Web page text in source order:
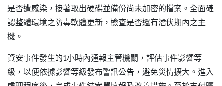
是否遭感染，接著取出硬碟並備份尚未加密的檔案。全面確
認整體環境之防毒軟體更新，檢查是否還有潛伏期內之主
機。
資安事件發生的1小時內通報主管機關，評估事件影響等
級，以便依據影響等級發布警訊公告，避免災情擴大。進入